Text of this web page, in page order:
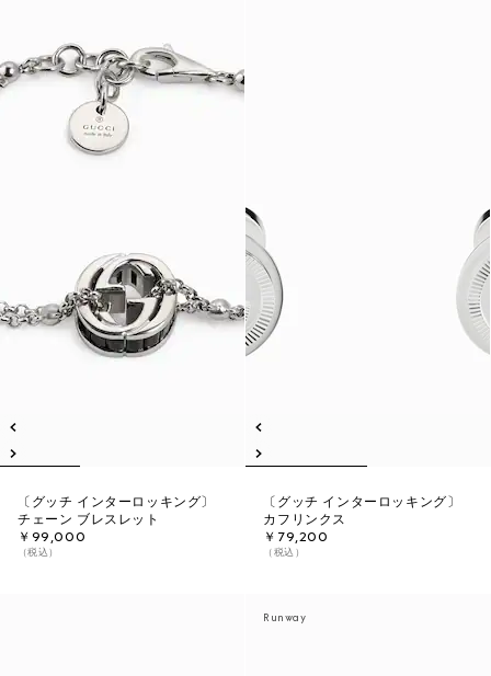
〔グッチ インターロッキング〕
チェーン ブレスレット
￥99,000
（税込）
〔グッチ インターロッキング〕
カフリンクス
￥79,200
（税込）
Runway